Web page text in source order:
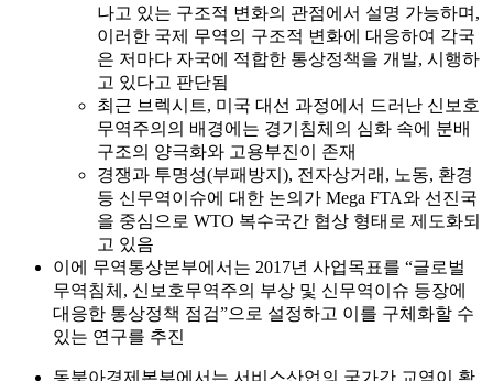
나고 있는 구조적 변화의 관점에서 설명 가능하며,
이러한 국제 무역의 구조적 변화에 대응하여 각국
은 저마다 자국에 적합한 통상정책을 개발, 시행하
고 있다고 판단됨
최근 브렉시트, 미국 대선 과정에서 드러난 신보호
무역주의의 배경에는 경기침체의 심화 속에 분배
구조의 양극화와 고용부진이 존재
경쟁과 투명성(부패방지), 전자상거래, 노동, 환경
등 신무역이슈에 대한 논의가 Mega FTA와 선진국
을 중심으로 WTO 복수국간 협상 형태로 제도화되
고 있음
이에 무역통상본부에서는 2017년 사업목표를 “글로벌
무역침체, 신보호무역주의 부상 및 신무역이슈 등장에
대응한 통상정책 점검”으로 설정하고 이를 구체화할 수
있는 연구를 추진
동북아경제본부에서는 서비스산업의 국가간 교역이 확